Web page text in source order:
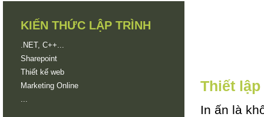
KIẾN THỨC LẬP TRÌNH
.NET, C++...
Sharepoint
Thiết kế web
Marketing Online
...
Thiết
In ấn là